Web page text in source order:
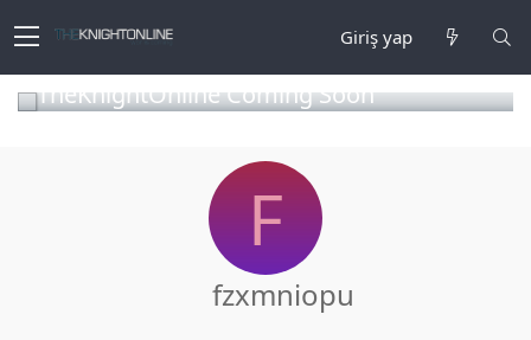
Giriş yap
TheKnightOnline Coming Soon
F
fzxmniopu